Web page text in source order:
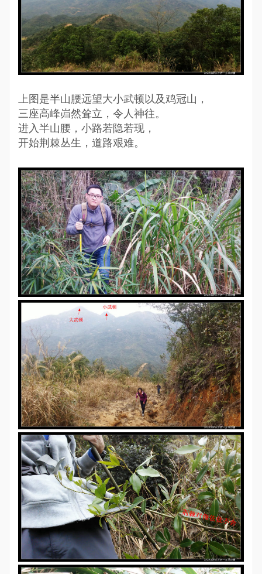
上图是半山腰远望大小武顿以及鸡冠山，
三座高峰岿然耸立，令人神往。
进入半山腰，小路若隐若现，
开始荆棘丛生，道路艰难。